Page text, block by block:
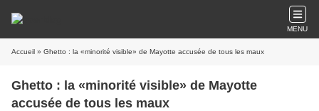
MENU
Accueil » Ghetto : la «minorité visible» de Mayotte accusée de tous les maux
Ghetto : la «minorité visible» de Mayotte
accusée de tous les maux